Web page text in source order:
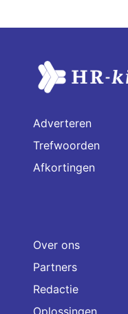
Adverteren
Trefwoorden
Afkortingen
Over ons
Partners
Redactie
Oplossingen